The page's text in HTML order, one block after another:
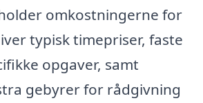
omkostningerne for
typisk timepriser, faste
opgaver, samt
gebyrer for rådgivning